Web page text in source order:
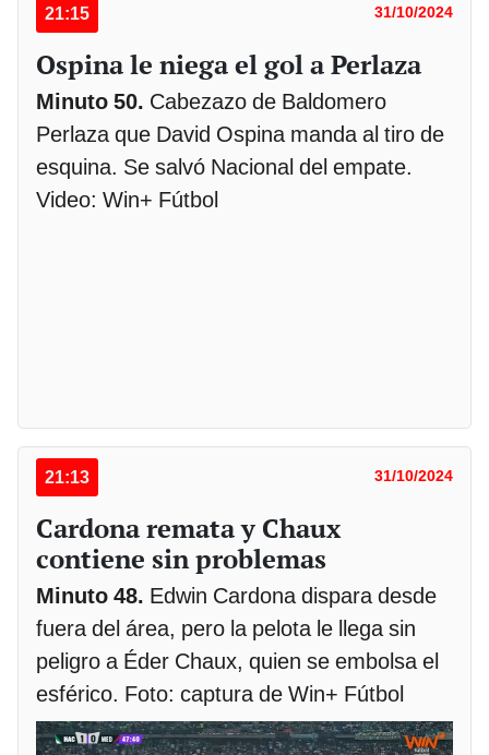
21:15 31/10/2024
Ospina le niega el gol a Perlaza
Minuto 50. Cabezazo de Baldomero
Perlaza que David Ospina manda al tiro de
esquina. Se salvó Nacional del empate.
Video: Win+ Fútbol
21:13 31/10/2024
Cardona remata y Chaux
contiene sin problemas
Minuto 48. Edwin Cardona dispara desde
fuera del área, pero la pelota le llega sin
peligro a Éder Chaux, quien se embolsa el
esférico. Foto: captura de Win+ Fútbol